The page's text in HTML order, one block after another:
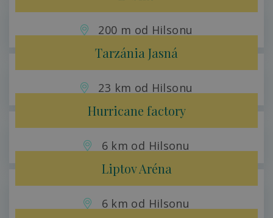
200 m od Hilsonu
Tarzánia Jasná
23 km od Hilsonu
Hurricane factory
6 km od Hilsonu
Liptov Aréna
6 km od Hilsonu